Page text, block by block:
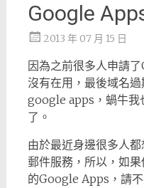
Google
2013 年 07 月 15 日
因為之前很多人申請
沒有在用，最後域名
google apps，蝸牛我
了。
由於最近身邊很多人
郵件服務，所以，如
的Google Apps，請